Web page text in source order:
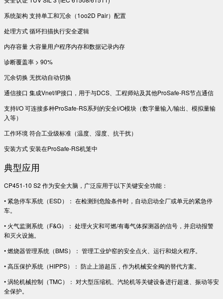
系统架构 支持单工和冗余（1oo2D Pair）配置
处理方式 循环扫描执行安全逻辑
内存容量 大容量用户程序内存和数据记录内存
诊断覆盖率 > 90%
冗余切换 无扰动自动切换
通信接口 集成Vnet/IP接口，用于与DCS、工程师站及其他ProSafe-RS节点通信
支持I/O 可连接多种ProSafe-RS系列的安全I/O模块（数字量输入/输出、模拟量输
入等）
工作环境 符合工业级标准（温度、湿度、抗干扰）
安装方式 安装在ProSafe-RS机笼中
典型应用
CP451-10 S2 作为安全大脑，广泛应用于以下关键安全功能：
• 紧急停车系统（ESD）： 在检测到危险条件时，自动启动全厂或单元的紧急停
车。
• 火气监测系统（F&G）： 处理火灾和可燃/有毒气体探测器的信号，并启动报警
和灭火设施。
• 燃烧器管理系统（BMS）： 管理工业炉窑的安全点火、运行和熄火程序。
• 高压保护系统（HIPPS）： 防止上游超压，作为机械安全阀的替代方案。
• 涡轮机械控制（TMC）： 对大型压缩机、汽轮机等关键设备进行超速、振动等安
全保护。